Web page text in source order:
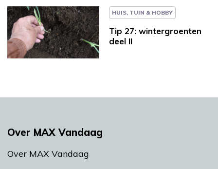
HUIS, TUIN & HOBBY
Tip 27: wintergroenten
deel II
Over MAX Vandaag
Over MAX Vandaag